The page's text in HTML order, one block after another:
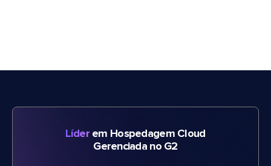
Líderem Hospedagem Cloud
Gerenciada no G2